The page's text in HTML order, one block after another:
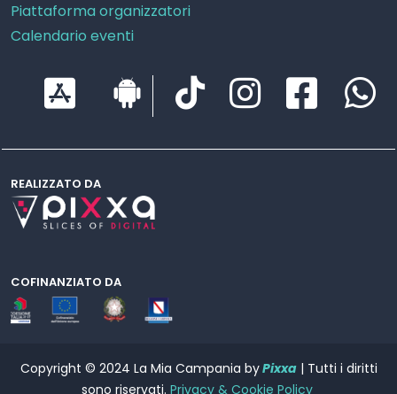
Piattaforma organizzatori
Calendario eventi
REALIZZATO DA
COFINANZIATO DA
Copyright © 2024 La Mia Campania byPixxa| Tutti i diritti
sono riservati. Privacy & Cookie Policy